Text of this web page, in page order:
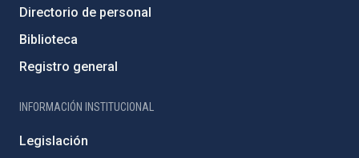
Directorio de personal
Biblioteca
Registro general
INFORMACIÓN INSTITUCIONAL
Legislación